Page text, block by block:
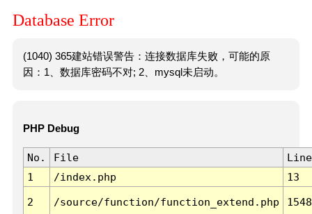
Database Error
(1040) 365建站错误警告：连接数据库失败，可能的原
因：1、数据库密码不对; 2、mysql未启动。
PHP Debug
No. File
Line
1
/index.php 13
2 /source/function/function_extend.php 1548